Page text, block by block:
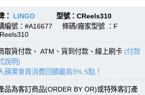
： LINGO 型號：CReels310
編號：#A16677 條碼/廠家型號 ：F
取貨付款、 ATM、貨到付款、線上刷卡 (付款
說明)
蘋果會員消費回饋最高3% S點！
品為客訂商品(ORDER BY OR)或特殊客訂產